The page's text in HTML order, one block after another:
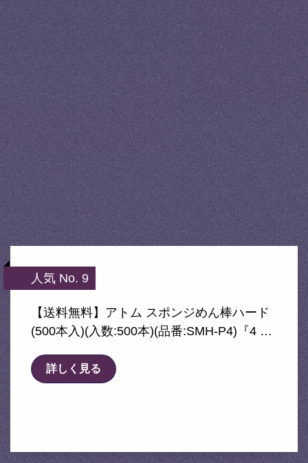
人気 No. 9
【送料無料】アトム スポンジめん棒ハード
(500本入)(入数:500本)(品番:SMH-P4)『4 …
詳しく見る